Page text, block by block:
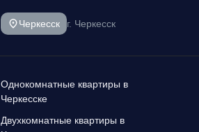
Черкесск г. Черкесск
Однокомнатные квартиры в
Черкесске
Двухкомнатные квартиры в